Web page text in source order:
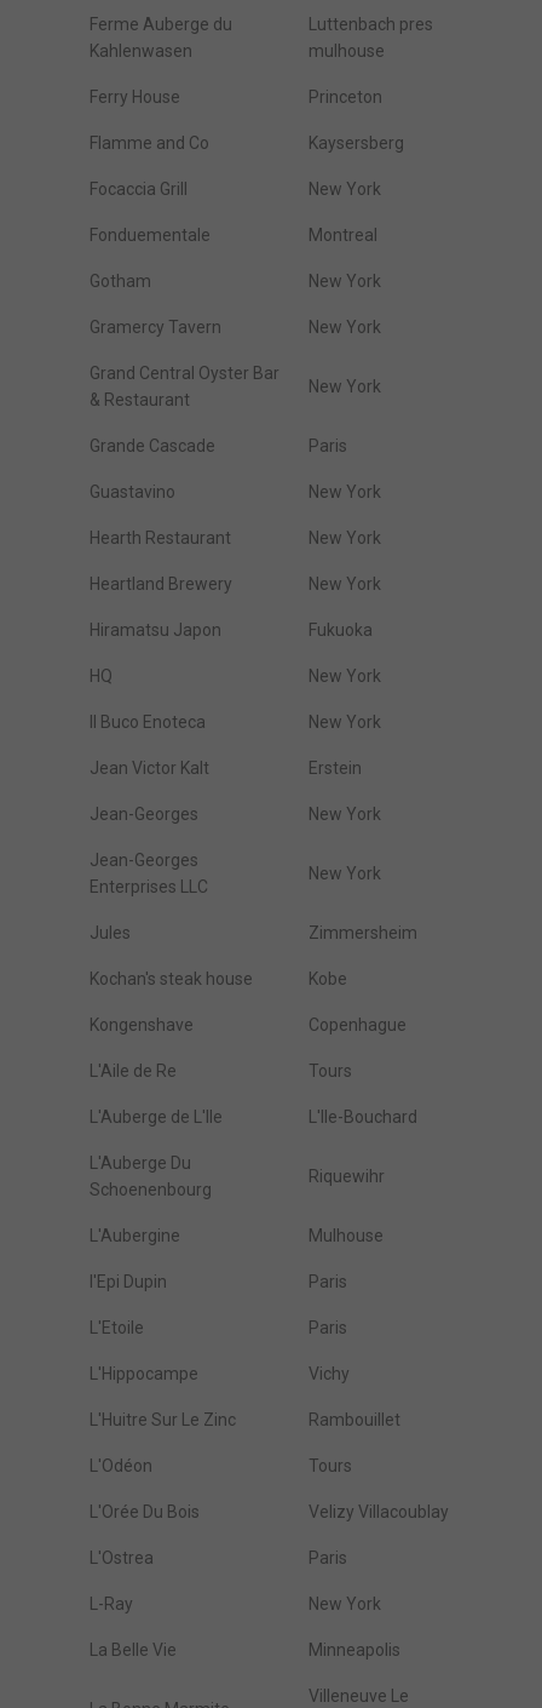
Ferme Auberge du
Kahlenwasen
Luttenbach pres
mulhouse
Ferry House Princeton
Flamme and Co Kaysersberg
Focaccia Grill New York
Fonduementale Montreal
Gotham New York
Gramercy Tavern New York
Grand Central Oyster Bar
& Restaurant
New York
Grande Cascade Paris
Guastavino New York
Hearth Restaurant New York
Heartland Brewery New York
Hiramatsu Japon Fukuoka
HQ New York
Il Buco Enoteca New York
Jean Victor Kalt Erstein
Jean-Georges New York
Jean-Georges
Enterprises LLC
New York
Jules Zimmersheim
Kochan's steak house Kobe
Kongenshave Copenhague
L'Aile de Re Tours
L'Auberge de L'Ile L'Ile-Bouchard
L'Auberge Du
Schoenenbourg
Riquewihr
L'Aubergine Mulhouse
l'Epi Dupin Paris
L'Etoile Paris
L'Hippocampe Vichy
L'Huitre Sur Le Zinc Rambouillet
L'Odéon Tours
L'Orée Du Bois Velizy Villacoublay
L'Ostrea Paris
L-Ray New York
La Belle Vie Minneapolis
Villeneuve Le